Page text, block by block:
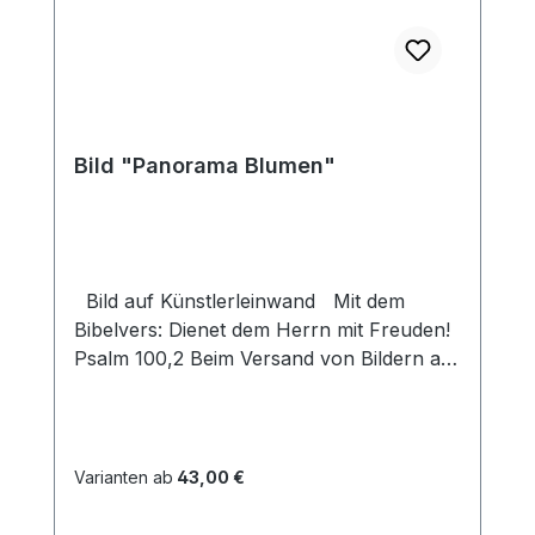
Bild "Panorama Blumen"
Bild auf Künstlerleinwand Mit dem
Bibelvers: Dienet dem Herrn mit Freuden!
Psalm 100,2 Beim Versand von Bildern ab
Höhe von 28,99€ berechnet. Für den
Varianten ab 43,00 €